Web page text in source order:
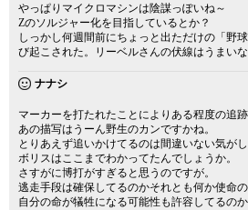
やっぱりマイクロマシンは陰謀っぽいね～
Zのソルジャー化を目指しているとか？
しっかし何週間前にちょっと出ただけの「野
び起こされた。リーベルさんの伏線はうまい
ナナシ
マーカーを打たれたことによりある程度の追
あの描写はうーん野生のカンですかね。
とりあえず追いかけてるのは間違いない気がし
ボリスはここまでわかってたんでしょうか。
さすがに博打がすぎると思うのですが。
逃走手段は確保してるのかそれとも何か使命の
自分の命が犠牲になる可能性も許容してるのか